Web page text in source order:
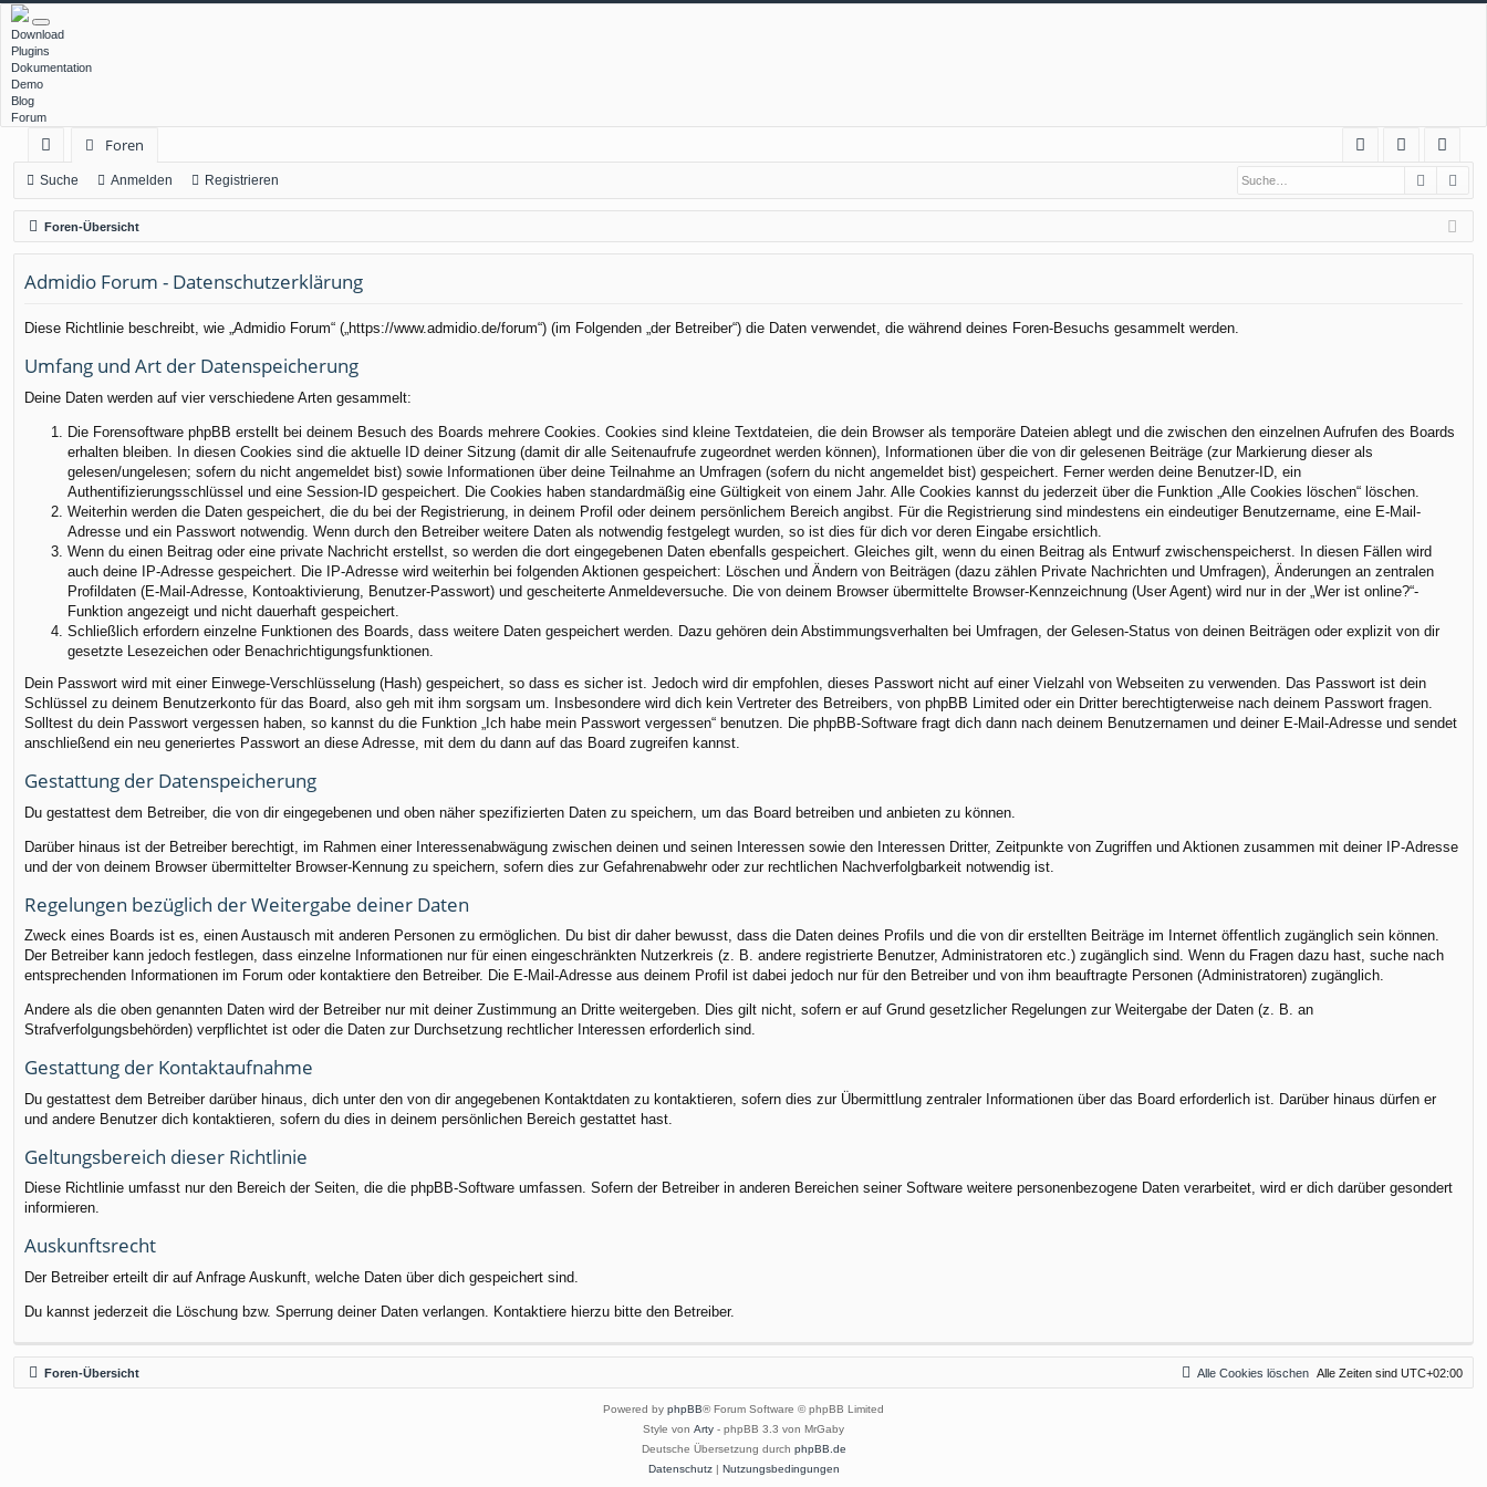
Download
Plugins
Dokumentation
Demo
Blog
Forum
ch
ne
llz
ug
Foren
Q
m
el
eg
ist
rie
Suche Anmelden Registrieren Suche
Foren-Übersicht
Admidio Forum - Datenschutzerklärung
Diese Richtlinie beschreibt, wie „Admidio Forum“ („https://www.admidio.de/forum“) (im Folgenden „der Betreiber“) die Daten verwendet, die während deines Foren-Besuchs gesammelt werden.
Umfang und Art der Datenspeicherung
Deine Daten werden auf vier verschiedene Arten gesammelt:
Die Forensoftware phpBB erstellt bei deinem Besuch des Boards mehrere Cookies. Cookies sind kleine Textdateien, die dein Browser als temporäre Dateien ablegt und die zwischen den einzelnen Aufrufen des Boards
erhalten bleiben. In diesen Cookies sind die aktuelle ID deiner Sitzung (damit dir alle Seitenaufrufe zugeordnet werden können), Informationen über die von dir gelesenen Beiträge (zur Markierung dieser als
gelesen/ungelesen; sofern du nicht angemeldet bist) sowie Informationen über deine Teilnahme an Umfragen (sofern du nicht angemeldet bist) gespeichert. Ferner werden deine Benutzer-ID, ein
Authentifizierungsschlüssel und eine Session-ID gespeichert. Die Cookies haben standardmäßig eine Gültigkeit von einem Jahr. Alle Cookies kannst du jederzeit über die Funktion „Alle Cookies löschen“ löschen.
Weiterhin werden die Daten gespeichert, die du bei der Registrierung, in deinem Profil oder deinem persönlichem Bereich angibst. Für die Registrierung sind mindestens ein eindeutiger Benutzername, eine E-Mail-
Adresse und ein Passwort notwendig. Wenn durch den Betreiber weitere Daten als notwendig festgelegt wurden, so ist dies für dich vor deren Eingabe ersichtlich.
Wenn du einen Beitrag oder eine private Nachricht erstellst, so werden die dort eingegebenen Daten ebenfalls gespeichert. Gleiches gilt, wenn du einen Beitrag als Entwurf zwischenspeicherst. In diesen Fällen wird
auch deine IP-Adresse gespeichert. Die IP-Adresse wird weiterhin bei folgenden Aktionen gespeichert: Löschen und Ändern von Beiträgen (dazu zählen Private Nachrichten und Umfragen), Änderungen an zentralen
Profildaten (E-Mail-Adresse, Kontoaktivierung, Benutzer-Passwort) und gescheiterte Anmeldeversuche. Die von deinem Browser übermittelte Browser-Kennzeichnung (User Agent) wird nur in der „Wer ist online?“-
Funktion angezeigt und nicht dauerhaft gespeichert.
Schließlich erfordern einzelne Funktionen des Boards, dass weitere Daten gespeichert werden. Dazu gehören dein Abstimmungsverhalten bei Umfragen, der Gelesen-Status von deinen Beiträgen oder explizit von dir
gesetzte Lesezeichen oder Benachrichtigungsfunktionen.
Dein Passwort wird mit einer Einwege-Verschlüsselung (Hash) gespeichert, so dass es sicher ist. Jedoch wird dir empfohlen, dieses Passwort nicht auf einer Vielzahl von Webseiten zu verwenden. Das Passwort ist dein
Schlüssel zu deinem Benutzerkonto für das Board, also geh mit ihm sorgsam um. Insbesondere wird dich kein Vertreter des Betreibers, von phpBB Limited oder ein Dritter berechtigterweise nach deinem Passwort fragen.
Solltest du dein Passwort vergessen haben, so kannst du die Funktion „Ich habe mein Passwort vergessen“ benutzen. Die phpBB-Software fragt dich dann nach deinem Benutzernamen und deiner E-Mail-Adresse und sendet
anschließend ein neu generiertes Passwort an diese Adresse, mit dem du dann auf das Board zugreifen kannst.
Gestattung der Datenspeicherung
Du gestattest dem Betreiber, die von dir eingegebenen und oben näher spezifizierten Daten zu speichern, um das Board betreiben und anbieten zu können.
Darüber hinaus ist der Betreiber berechtigt, im Rahmen einer Interessenabwägung zwischen deinen und seinen Interessen sowie den Interessen Dritter, Zeitpunkte von Zugriffen und Aktionen zusammen mit deiner IP-Adresse
und der von deinem Browser übermittelter Browser-Kennung zu speichern, sofern dies zur Gefahrenabwehr oder zur rechtlichen Nachverfolgbarkeit notwendig ist.
Regelungen bezüglich der Weitergabe deiner Daten
Zweck eines Boards ist es, einen Austausch mit anderen Personen zu ermöglichen. Du bist dir daher bewusst, dass die Daten deines Profils und die von dir erstellten Beiträge im Internet öffentlich zugänglich sein können.
Der Betreiber kann jedoch festlegen, dass einzelne Informationen nur für einen eingeschränkten Nutzerkreis (z. B. andere registrierte Benutzer, Administratoren etc.) zugänglich sind. Wenn du Fragen dazu hast, suche nach
entsprechenden Informationen im Forum oder kontaktiere den Betreiber. Die E-Mail-Adresse aus deinem Profil ist dabei jedoch nur für den Betreiber und von ihm beauftragte Personen (Administratoren) zugänglich.
Andere als die oben genannten Daten wird der Betreiber nur mit deiner Zustimmung an Dritte weitergeben. Dies gilt nicht, sofern er auf Grund gesetzlicher Regelungen zur Weitergabe der Daten (z. B. an
Strafverfolgungsbehörden) verpflichtet ist oder die Daten zur Durchsetzung rechtlicher Interessen erforderlich sind.
Gestattung der Kontaktaufnahme
Du gestattest dem Betreiber darüber hinaus, dich unter den von dir angegebenen Kontaktdaten zu kontaktieren, sofern dies zur Übermittlung zentraler Informationen über das Board erforderlich ist. Darüber hinaus dürfen er
und andere Benutzer dich kontaktieren, sofern du dies in deinem persönlichen Bereich gestattet hast.
Geltungsbereich dieser Richtlinie
Diese Richtlinie umfasst nur den Bereich der Seiten, die die phpBB-Software umfassen. Sofern der Betreiber in anderen Bereichen seiner Software weitere personenbezogene Daten verarbeitet, wird er dich darüber gesondert
informieren.
Auskunftsrecht
Der Betreiber erteilt dir auf Anfrage Auskunft, welche Daten über dich gespeichert sind.
Du kannst jederzeit die Löschung bzw. Sperrung deiner Daten verlangen. Kontaktiere hierzu bitte den Betreiber.
Foren-Übersicht Alle Zeiten sind UTC+02:00
Alle Cookies löschen
Powered by phpBB® Forum Software © phpBB Limited
Style von Arty - phpBB 3.3 von MrGaby
Deutsche Übersetzung durch phpBB.de
Datenschutz| Nutzungsbedingungen